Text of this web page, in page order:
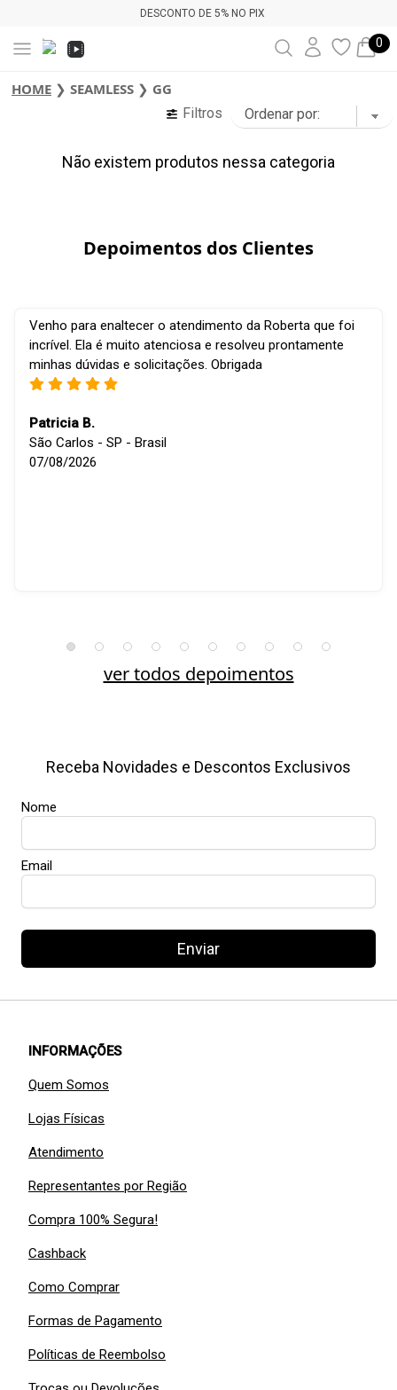
DESCONTO DE 5% NO PIX
0
HOME ❯ SEAMLESS ❯ GG
Filtros
Não existem produtos nessa categoria
Depoimentos dos Clientes
Venho para enaltecer o atendimento da Roberta que foi
incrível. Ela é muito atenciosa e resolveu prontamente
minhas dúvidas e solicitações. Obrigada
Patricia B.
São Carlos - SP - Brasil
07/08/2026
ver todos depoimentos
Receba Novidades e Descontos Exclusivos
Nome
Email
Enviar
INFORMAÇÕES
Quem Somos
Lojas Físicas
Atendimento
Representantes por Região
Compra 100% Segura!
Cashback
Como Comprar
Formas de Pagamento
Políticas de Reembolso